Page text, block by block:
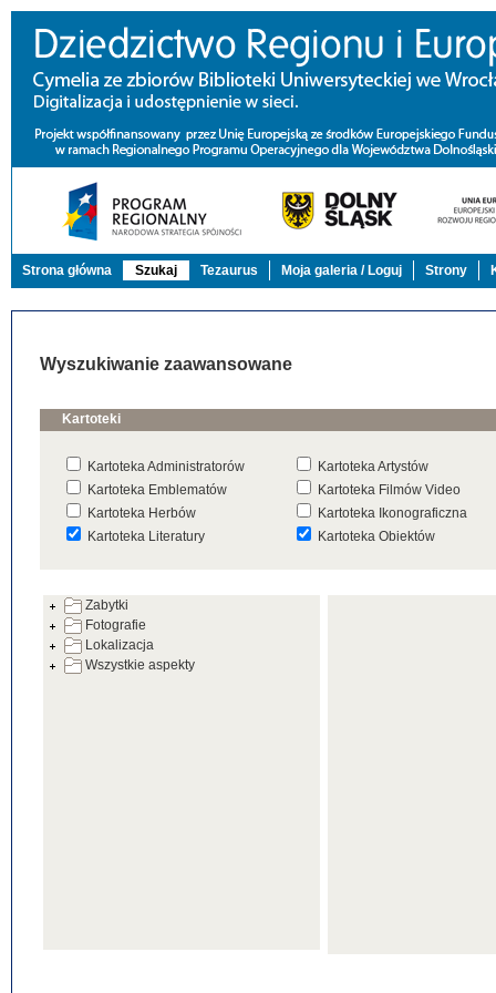
Strona główna Szukaj Tezaurus Moja galeria / Loguj Strony
Wyszukiwanie zaawansowane
Kartoteki
Kartoteka Administratorów
Kartoteka Artystów
Kartoteka Emblematów
Kartoteka Filmów Video
Kartoteka Herbów
Kartoteka Ikonograficzna
Kartoteka Literatury
Kartoteka Obiektów
Kartoteka Warsztatów
Kartoteka Zabytków
Zabytki
Fotografie
Lokalizacja
Wszystkie aspekty